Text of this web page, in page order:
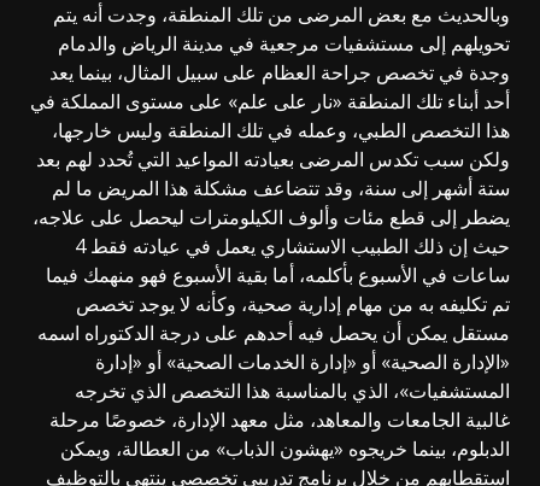
وبالحديث مع بعض المرضى من تلك المنطقة، وجدت أنه يتم
تحويلهم إلى مستشفيات مرجعية في مدينة الرياض والدمام
وجدة في تخصص جراحة العظام على سبيل المثال، بينما يعد
أحد أبناء تلك المنطقة «نار على علم» على مستوى المملكة في
هذا التخصص الطبي، وعمله في تلك المنطقة وليس خارجها،
ولكن سبب تكدس المرضى بعيادته المواعيد التي تُحدد لهم بعد
ستة أشهر إلى سنة، وقد تتضاعف مشكلة هذا المريض ما لم
يضطر إلى قطع مئات وألوف الكيلومترات ليحصل على علاجه،
حيث إن ذلك الطبيب الاستشاري يعمل في عيادته فقط 4
ساعات في الأسبوع بأكلمه، أما بقية الأسبوع فهو منهمك فيما
تم تكليفه به من مهام إدارية صحية، وكأنه لا يوجد تخصص
مستقل يمكن أن يحصل فيه أحدهم على درجة الدكتوراه اسمه
«الإدارة الصحية» أو «إدارة الخدمات الصحية» أو «إدارة
المستشفيات»، الذي بالمناسبة هذا التخصص الذي تخرجه
غالبية الجامعات والمعاهد، مثل معهد الإدارة، خصوصًا مرحلة
الدبلوم، بينما خريجوه «يهشون الذباب» من العطالة، ويمكن
استقطابهم من خلال برنامج تدريبي تخصصي ينتهي بالتوظيف